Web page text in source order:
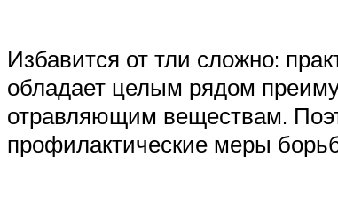
Избавится от тли сложно:
обладает целым рядом
отравляющим веществам.
профилактические меры